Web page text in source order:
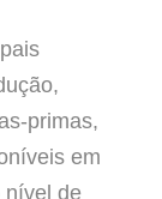
primas,
em
nível de